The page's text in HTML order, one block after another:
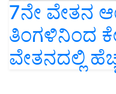
7ನೇ ವೇತನ
ತಿಂಗಳಿನಿಂದ
ವೇತನದಲ್ಲಿ